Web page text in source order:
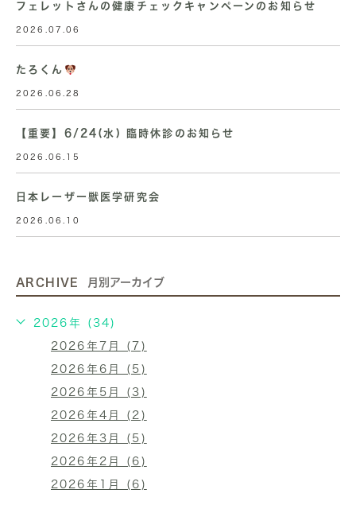
フェレットさんの健康チェックキャンペーンのお知らせ
2026.07.06
たろくん
2026.06.28
【重要】6/24(水) 臨時休診のお知らせ
2026.06.15
日本レーザー獣医学研究会
2026.06.10
ARCHIVE 月別アーカイブ
2026年 (34)
2026年7月 (7)
2026年6月 (5)
2026年5月 (3)
2026年4月 (2)
2026年3月 (5)
2026年2月 (6)
2026年1月 (6)